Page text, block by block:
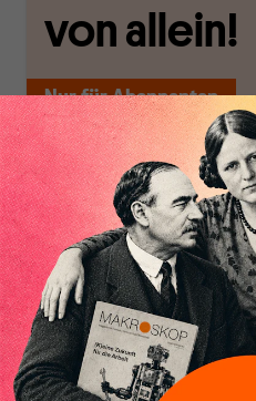
Inhaltsverzeichnis
von allein!
Nur für Abonnenten
MAKROSKOP analysiert
wirtschaftspolitische
Themen aus einer
postkeynesianischen
Perspektive und ist damit
in Deutschland einzigartig.
MAKROSKOP steht für
das große Ganze. Wir
haben einen Blick auf
Geld, Wirtschaft und